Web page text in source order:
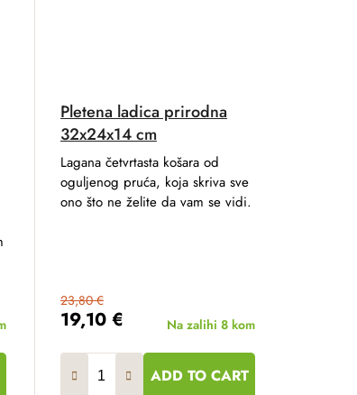
Pletena ladica prirodna
32x24x14 cm
19,10 €
23,80 €
Na zalihi 8 kom
ADD TO CART
Lagana četvrtasta košara od
oguljenog pruća, koja skriva sve
ono što ne želite da vam se vidi.